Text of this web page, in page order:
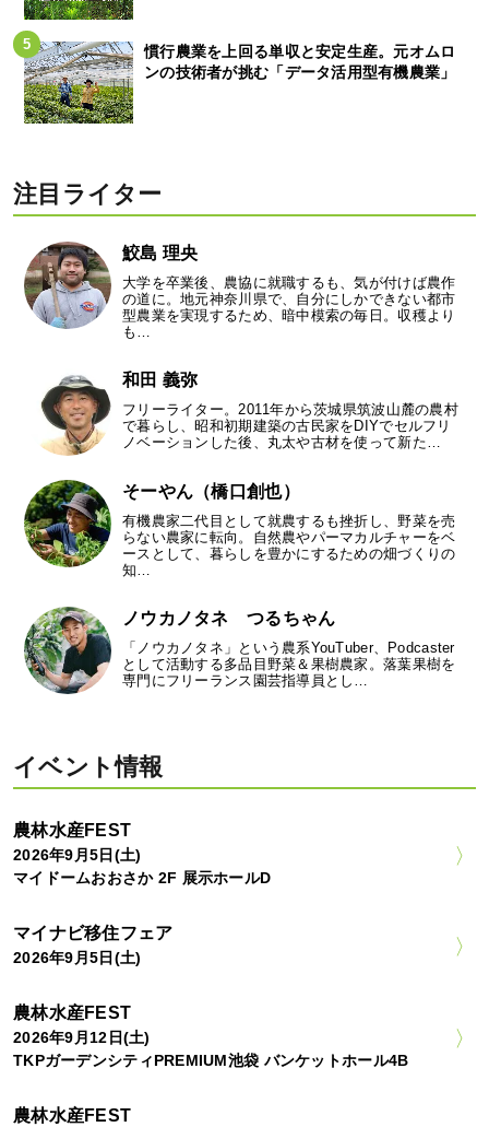
慣行農業を上回る単収と安定生産。元オムロ
ンの技術者が挑む「データ活用型有機農業」
注目ライター
鮫島 理央
大学を卒業後、農協に就職するも、気が付けば農作
の道に。地元神奈川県で、自分にしかできない都市
型農業を実現するため、暗中模索の毎日。収穫より
も…
和田 義弥
フリーライター。2011年から茨城県筑波山麓の農村
で暮らし、昭和初期建築の古民家をDIYでセルフリ
ノベーションした後、丸太や古材を使って新た…
そーやん（橋口創也）
有機農家二代目として就農するも挫折し、野菜を売
らない農家に転向。自然農やパーマカルチャーをベ
ースとして、暮らしを豊かにするための畑づくりの
知…
ノウカノタネ つるちゃん
「ノウカノタネ」という農系YouTuber、Podcaster
として活動する多品目野菜＆果樹農家。落葉果樹を
専門にフリーランス園芸指導員とし…
イベント情報
農林水産FEST
2026年9月5日(土)
マイドームおおさか 2F 展示ホールD
マイナビ移住フェア
2026年9月5日(土)
農林水産FEST
2026年9月12日(土)
TKPガーデンシティPREMIUM池袋 バンケットホール4B
農林水産FEST